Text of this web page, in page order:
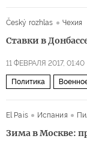
Český rozhlas Чехия
Ставки в
11 ФЕВРАЛЯ 2017, 01:40
Политика
El Pais Испания
Зима в Москве: